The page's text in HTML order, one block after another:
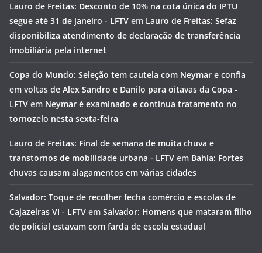
Lauro de Freitas: Desconto de 10% na cota única do IPTU
segue até 31 de janeiro - LFTV em Lauro de Freitas: Sefaz
disponibiliza atendimento de declaração de transferência
imobiliária pela internet
Copa do Mundo: Seleção tem cautela com Neymar e confia
em voltas de Alex Sandro e Danilo para oitavas da Copa -
LFTV em Neymar é examinado e continua tratamento no
tornozelo nesta sexta-feira
Lauro de Freitas: Final de semana de muita chuva e
transtornos de mobilidade urbana - LFTV em Bahia: Fortes
chuvas causam alagamentos em várias cidades
Salvador: Toque de recolher fecha comércio e escolas de
Cajazeiras VI - LFTV em Salvador: Homens que mataram filho
de policial estavam com farda de escola estadual